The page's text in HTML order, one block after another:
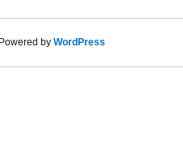
by WordPress